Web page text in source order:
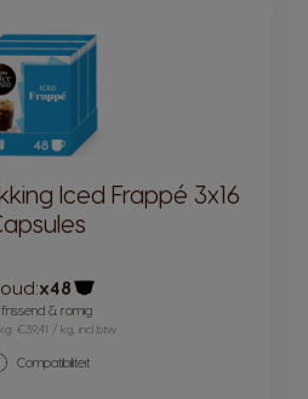
Iced Frappé 3x16
x48
Pictogram capsule
& romig
€39,41 / kg, incl btw
Compatibiliteit